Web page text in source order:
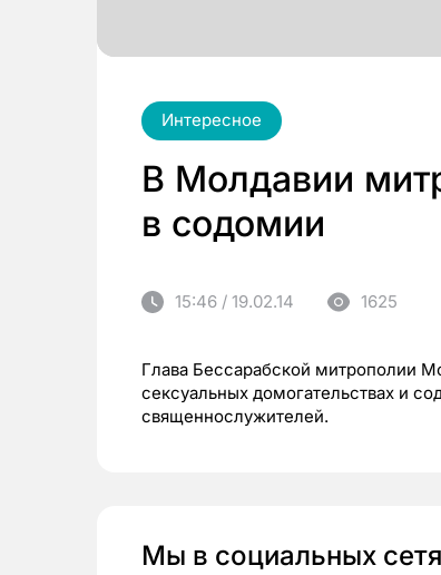
Интересное
В Молдавии
в содомии
15:46 / 19.02.14 1625
Глава Бессарабской митрополии
сексуальных домогательствах и
священнослужителей.
Мы в социальных